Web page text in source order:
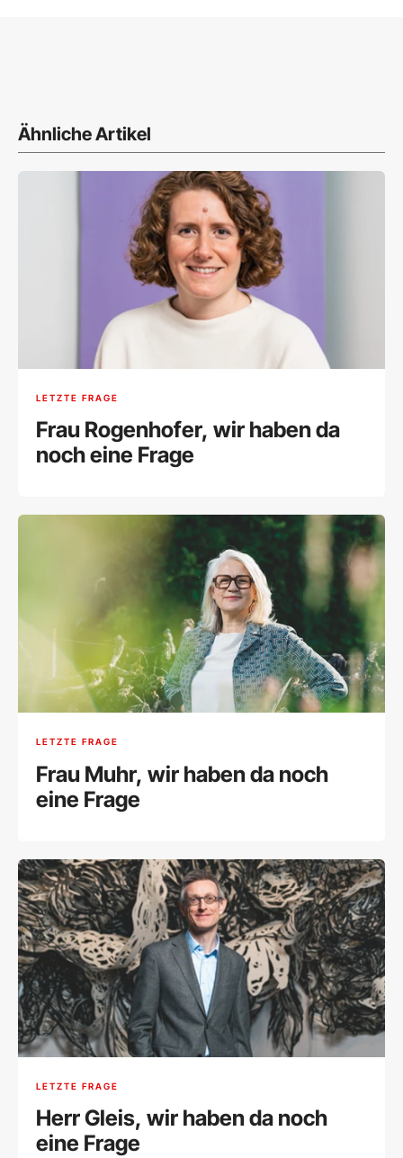
Ähnliche Artikel
LETZTE FRAGE
Frau Rogenhofer, wir haben da
noch eine Frage
LETZTE FRAGE
Frau Muhr, wir haben da noch
eine Frage
LETZTE FRAGE
Herr Gleis, wir haben da noch
eine Frage